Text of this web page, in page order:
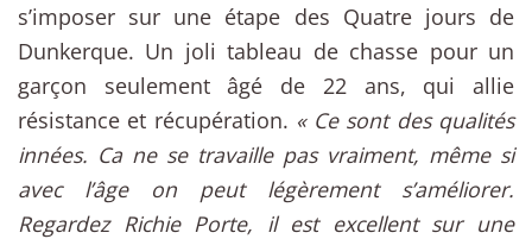
s’imposer sur une étape des Quatre jours de
Dunkerque. Un joli tableau de chasse pour un
garçon seulement âgé de 22 ans, qui allie
résistance et récupération. « Ce sont des qualités
innées. Ca ne se travaille pas vraiment, même si
avec l’âge on peut légèrement s’améliorer.
Regardez Richie Porte, il est excellent sur une